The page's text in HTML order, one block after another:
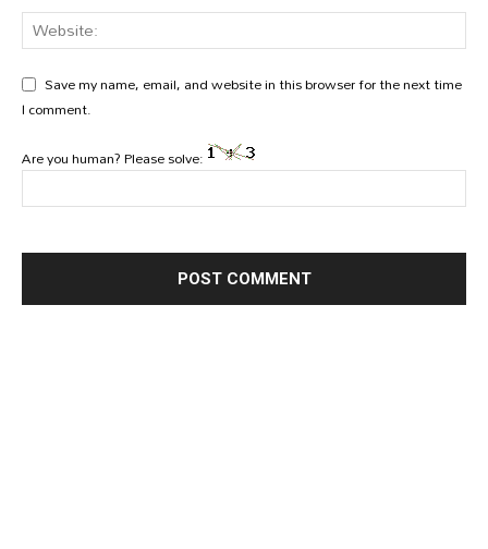
Save my name, email, and website in this browser for the next time
I comment.
Are you human? Please solve: